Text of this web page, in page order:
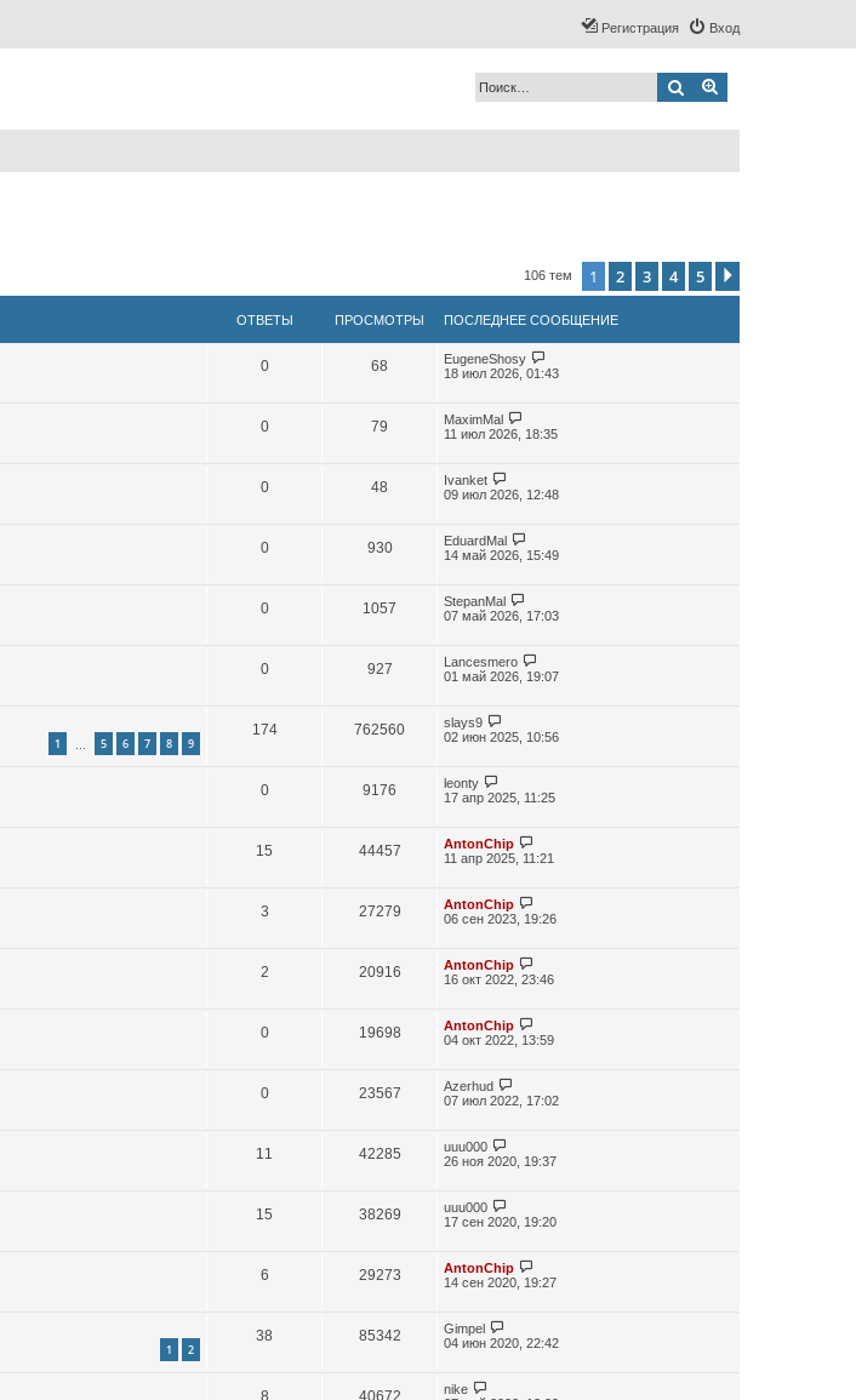
Вход
Регистрация
Поиск
106 тем 1 2 3 4 5
ОТВЕТЫ ПРОСМОТРЫ ПОСЛЕДНЕЕ СООБЩЕНИЕ
0 68
EugeneShosy
18 июл 2026, 01:43
0 79
MaximMal
11 июл 2026, 18:35
0 48
Ivanket
09 июл 2026, 12:48
0 930
EduardMal
14 май 2026, 15:49
0 1057
StepanMal
07 май 2026, 17:03
0 927
Lancesmero
01 май 2026, 19:07
1 5 6 7 8 9
174 762560
slays9
02 июн 2025, 10:56
0 9176
leonty
17 апр 2025, 11:25
15 44457
AntonChip
11 апр 2025, 11:21
3 27279
AntonChip
06 сен 2023, 19:26
2 20916
AntonChip
16 окт 2022, 23:46
0 19698
AntonChip
04 окт 2022, 13:59
0 23567
Azerhud
07 июл 2022, 17:02
11 42285
uuu000
26 ноя 2020, 19:37
15 38269
uuu000
17 сен 2020, 19:20
6 29273
AntonChip
14 сен 2020, 19:27
1 2
38 85342
Gimpel
04 июн 2020, 22:42
8 40672
nike